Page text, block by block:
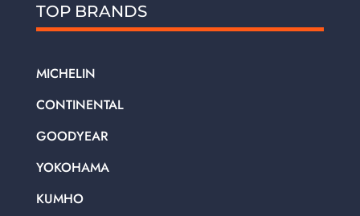
TOP BRANDS
MICHELIN
CONTINENTAL
GOODYEAR
YOKOHAMA
KUMHO